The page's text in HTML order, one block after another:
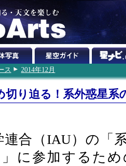
ス 2014年12月
切り迫る！系外惑星系
連合（IAU）の「
に参加するた